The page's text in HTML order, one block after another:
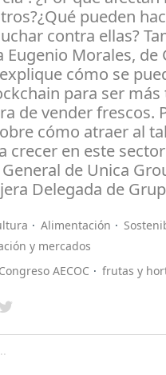
pueden
contra ellas?
Morales, de
cómo se
para ser
de vender frescos.
cómo atraer al
crecer en este
de Unica
Delegada de
Alimentación
y mercados
AECOC frutas y